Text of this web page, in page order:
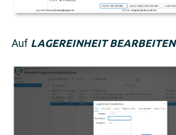
Auf LAGEREINHEIT BEARBEITEN